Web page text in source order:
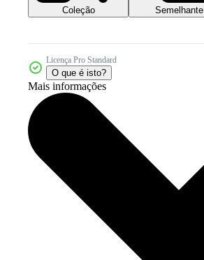
Coleção Semelhante
Licença Pro Standard
O que é isto?
Mais informações